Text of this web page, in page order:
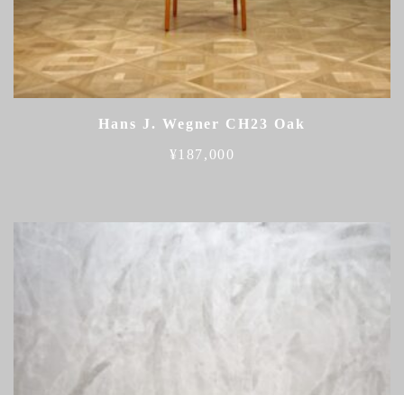
Hans J. Wegner CH23 Oak
¥187,000